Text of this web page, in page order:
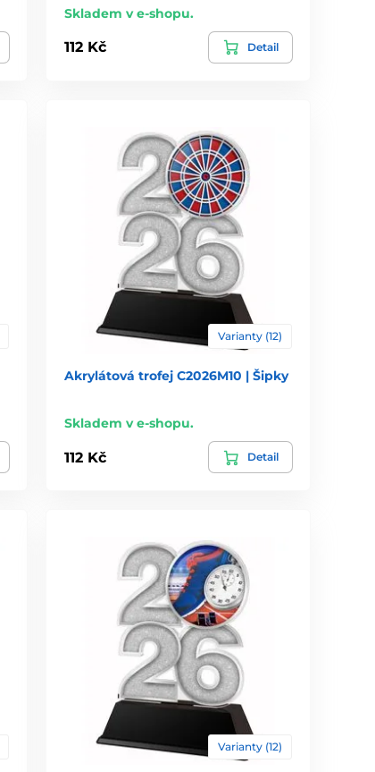
Skladem v e-shopu.
112 Kč Detail
Varianty (12)
Akrylátová trofej C2026M10 | Šipky
Skladem v e-shopu.
112 Kč Detail
Varianty (12)